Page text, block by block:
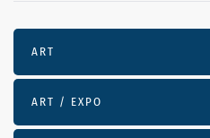
ART
ART / EXPO